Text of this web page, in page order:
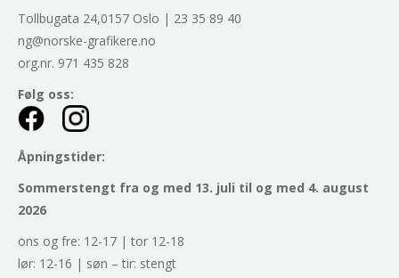
Tollbugata 24,0157 Oslo | 23 35 89 40
ng@norske-grafikere.no
org.nr. 971 435 828
Følg oss:
Åpningstider:
Sommerstengt fra og med 13. juli til og med 4. august
2026
ons og fre: 12-17 | tor 12-18
lør: 12-16 | søn – tir: stengt